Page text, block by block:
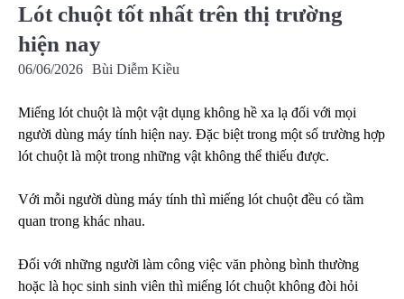
Lót chuột tốt nhất trên thị trường
hiện nay
06/06/2026 Bùi Diễm Kiều
Miếng lót chuột là một vật dụng không hề xa lạ đối với mọi
người dùng máy tính hiện nay. Đặc biệt trong một số trường hợp
lót chuột là một trong những vật không thể thiếu được.
Với mỗi người dùng máy tính thì miếng lót chuột đều có tầm
quan trong khác nhau.
Đối với những người làm công việc văn phòng bình thường
hoặc là học sinh sinh viên thì miếng lót chuột không đòi hỏi